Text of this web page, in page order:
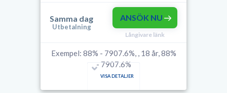
Samma dag
Utbetalning
ANSÖK NU
Långivare länk
Exempel: 88% - 7907.6%, , 18 år, 88%
- 7907.6%
VISA DETALJER